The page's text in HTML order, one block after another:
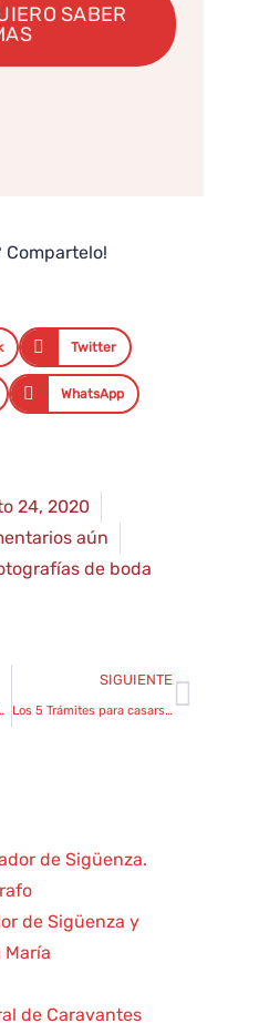
SABER
Compartelo!
Twitter
WhatsApp
24, 2020
aún
de boda
de Ardoz | Fran Solana
SIGUIENTE
Los 5 Trámites para casarse por la iglesia en España
de Sigüenza y
María